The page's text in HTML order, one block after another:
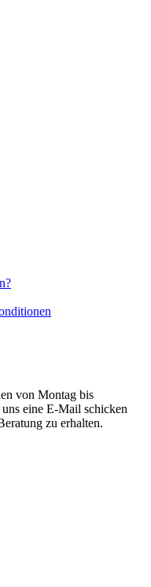
von Montag bis
eine E-Mail schicken
zu erhalten.